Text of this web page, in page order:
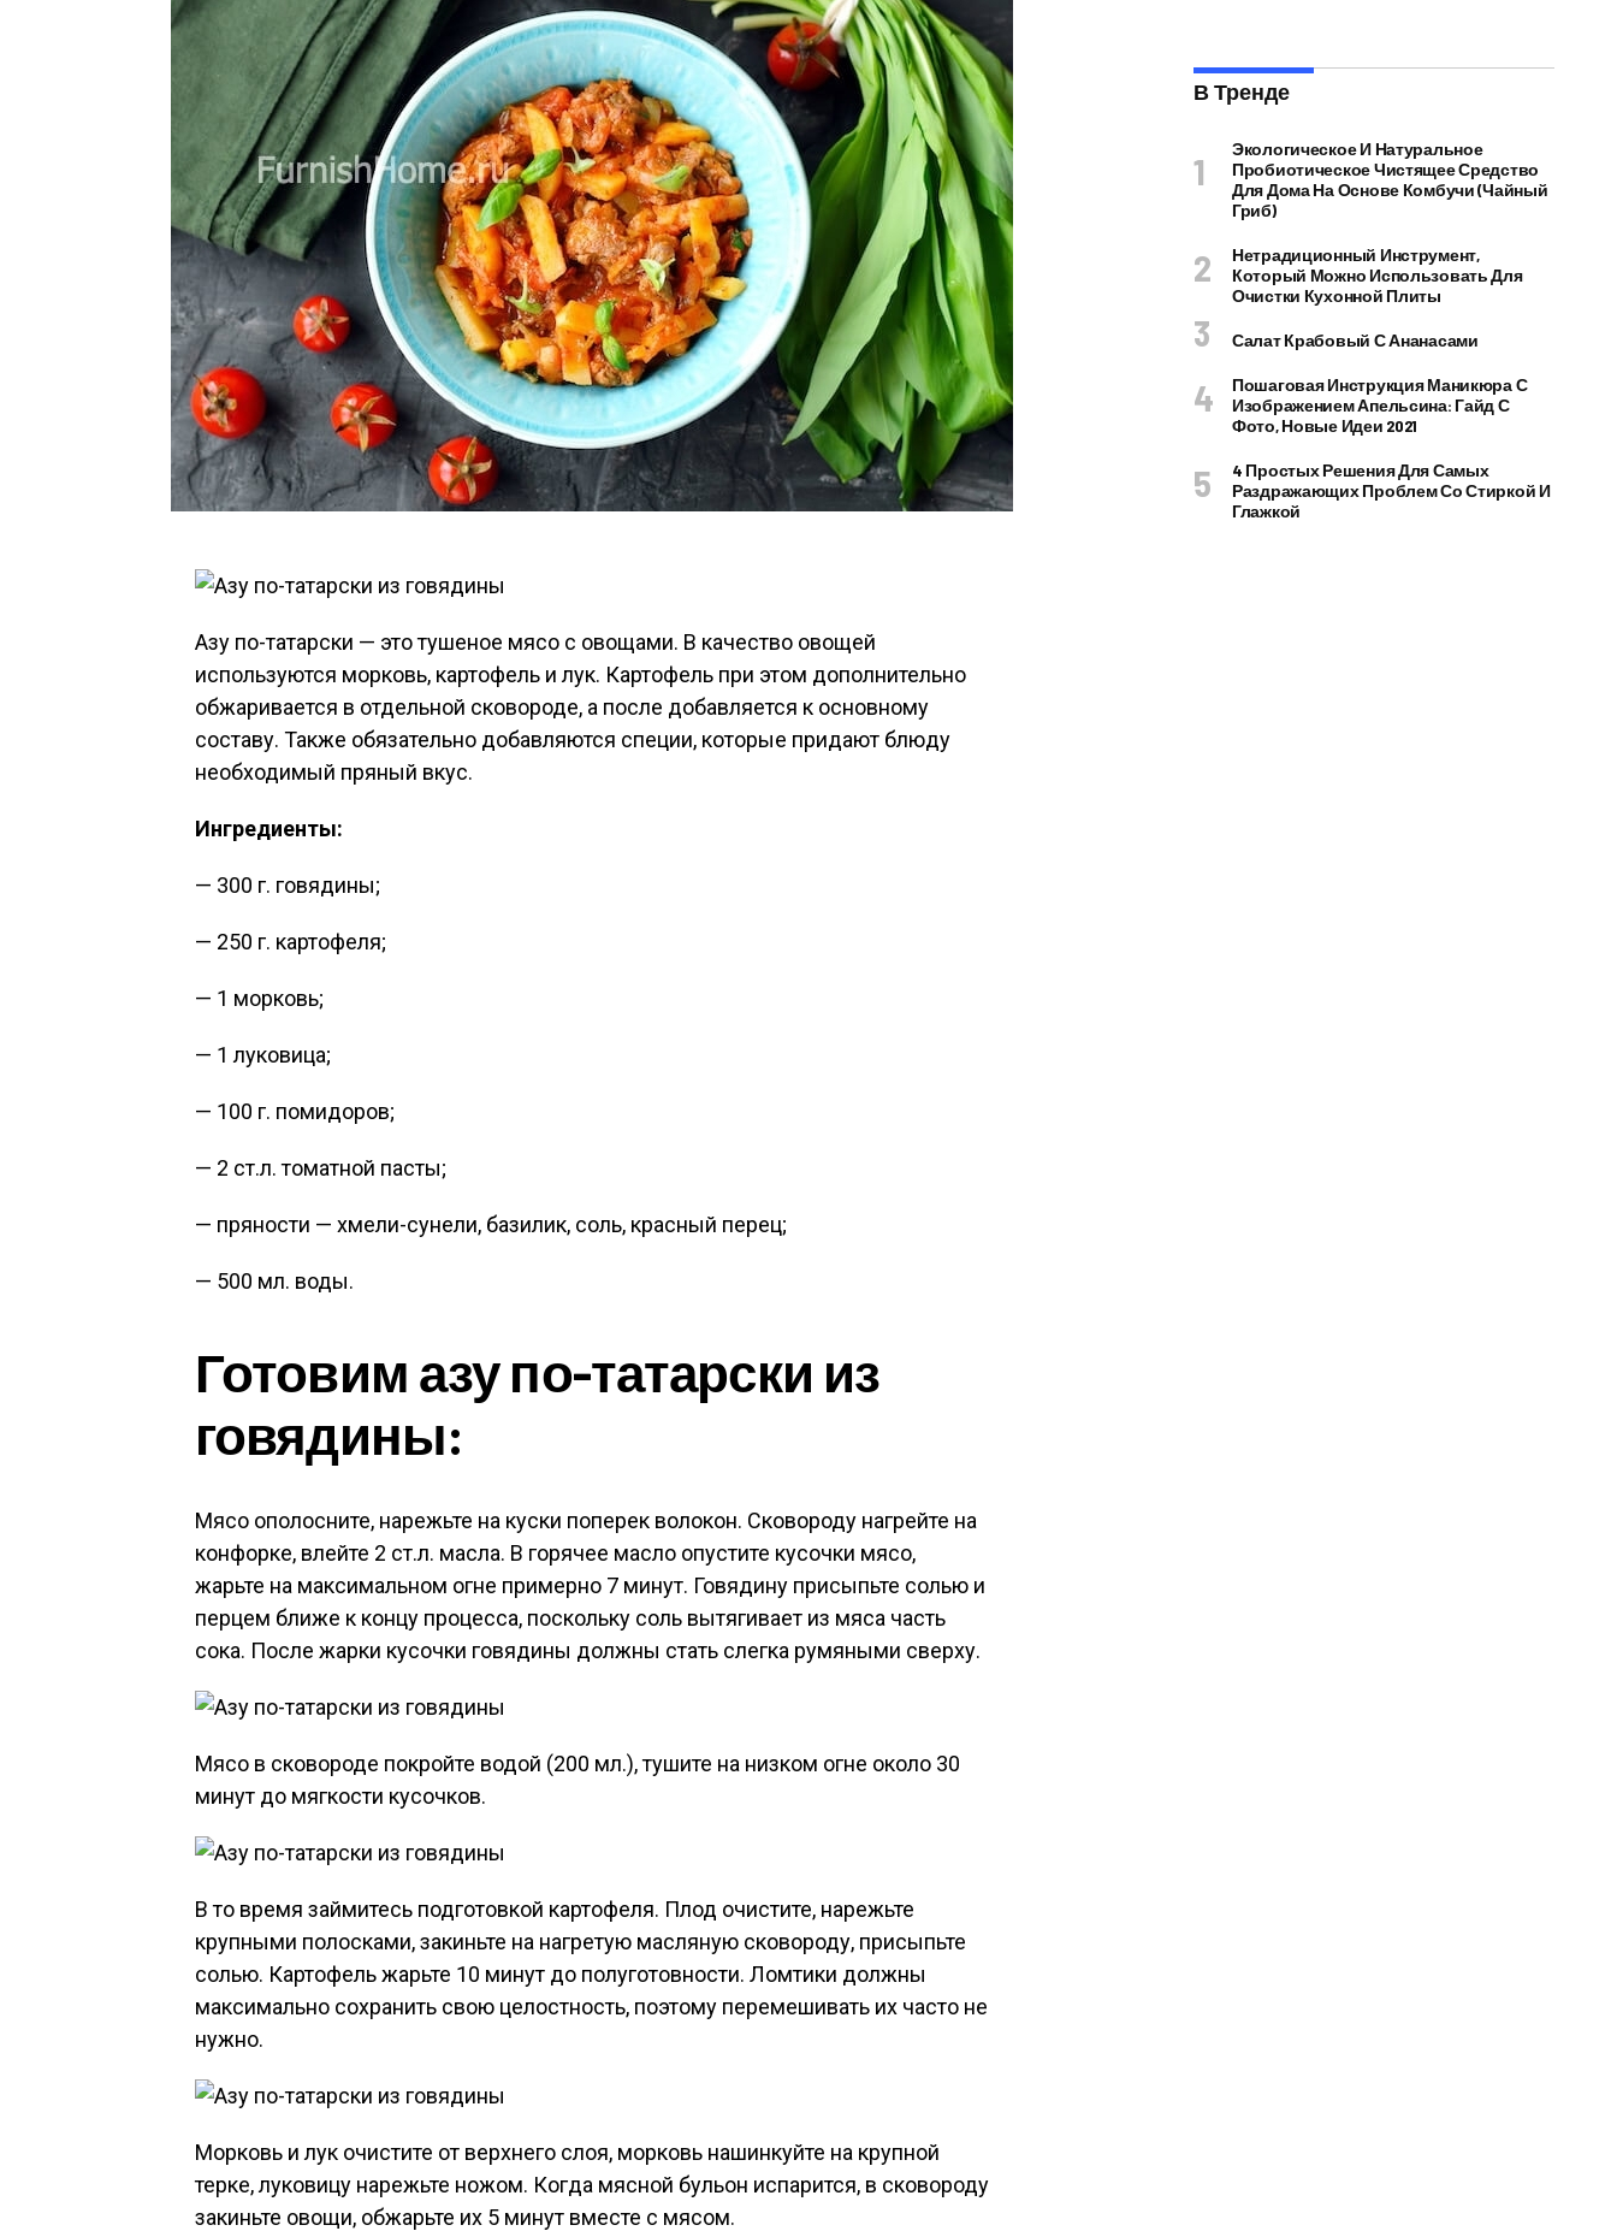
Азу по-татарски — это тушеное мясо с овощами. В качество овощей
используются морковь, картофель и лук. Картофель при этом дополнительно
обжаривается в отдельной сковороде, а после добавляется к основному
составу. Также обязательно добавляются специи, которые придают блюду
необходимый пряный вкус.
Ингредиенты:
— 300 г. говядины;
— 250 г. картофеля;
— 1 морковь;
— 1 луковица;
— 100 г. помидоров;
— 2 ст.л. томатной пасты;
— пряности — хмели-сунели, базилик, соль, красный перец;
— 500 мл. воды.
Готовим азу по-татарски из
говядины:
Мясо ополосните, нарежьте на куски поперек волокон. Сковороду нагрейте на
конфорке, влейте 2 ст.л. масла. В горячее масло опустите кусочки мясо,
жарьте на максимальном огне примерно 7 минут. Говядину присыпьте солью и
перцем ближе к концу процесса, поскольку соль вытягивает из мяса часть
сока. После жарки кусочки говядины должны стать слегка румяными сверху.
Мясо в сковороде покройте водой (200 мл.), тушите на низком огне около 30
минут до мягкости кусочков.
В то время займитесь подготовкой картофеля. Плод очистите, нарежьте
крупными полосками, закиньте на нагретую масляную сковороду, присыпьте
солью. Картофель жарьте 10 минут до полуготовности. Ломтики должны
максимально сохранить свою целостность, поэтому перемешивать их часто не
нужно.
Морковь и лук очистите от верхнего слоя, морковь нашинкуйте на крупной
терке, луковицу нарежьте ножом. Когда мясной бульон испарится, в сковороду
закиньте овощи, обжарьте их 5 минут вместе с мясом.
В Тренде
Экологическое И Натуральное
Пробиотическое Чистящее Средство
Для Дома На Основе Комбучи (чайный
Гриб)
Нетрадиционный Инструмент,
Который Можно Использовать Для
Очистки Кухонной Плиты
Салат Крабовый С Ананасами
Пошаговая Инструкция Маникюра С
Изображением Апельсина: Гайд С
Фото, Новые Идеи 2021
4 Простых Решения Для Самых
Раздражающих Проблем Со Стиркой И
Глажкой